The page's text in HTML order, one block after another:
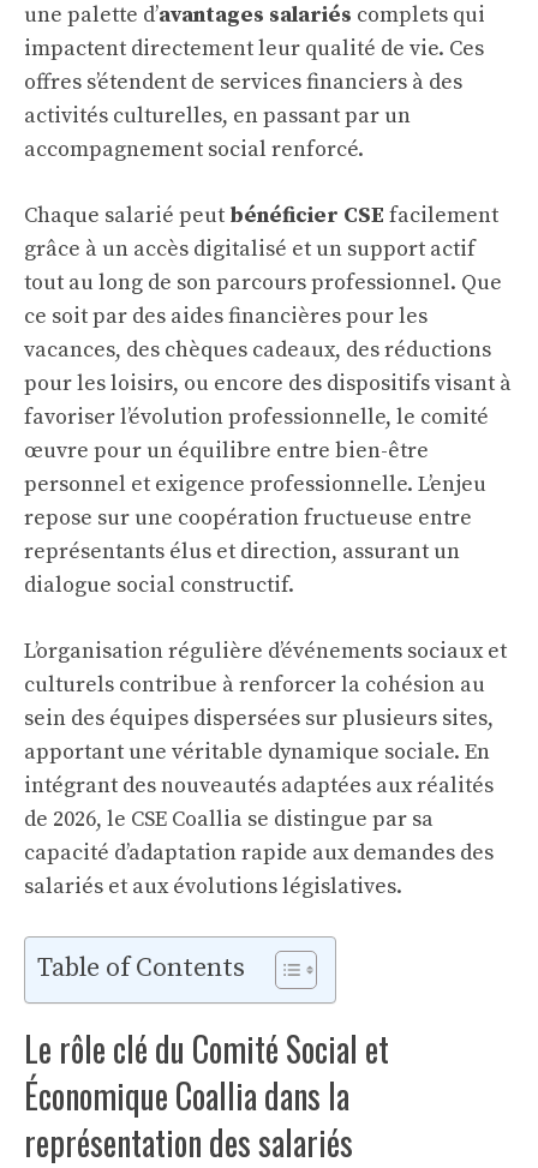
une palette d’avantages salariés complets qui
impactent directement leur qualité de vie. Ces
offres s’étendent de services financiers à des
activités culturelles, en passant par un
accompagnement social renforcé.
Chaque salarié peut bénéficier CSE facilement
grâce à un accès digitalisé et un support actif
tout au long de son parcours professionnel. Que
ce soit par des aides financières pour les
vacances, des chèques cadeaux, des réductions
pour les loisirs, ou encore des dispositifs visant à
favoriser l’évolution professionnelle, le comité
œuvre pour un équilibre entre bien-être
personnel et exigence professionnelle. L’enjeu
repose sur une coopération fructueuse entre
représentants élus et direction, assurant un
dialogue social constructif.
L’organisation régulière d’événements sociaux et
culturels contribue à renforcer la cohésion au
sein des équipes dispersées sur plusieurs sites,
apportant une véritable dynamique sociale. En
intégrant des nouveautés adaptées aux réalités
de 2026, le CSE Coallia se distingue par sa
capacité d’adaptation rapide aux demandes des
salariés et aux évolutions législatives.
Table of Contents
Le rôle clé du Comité Social et
Économique Coallia dans la
représentation des salariés